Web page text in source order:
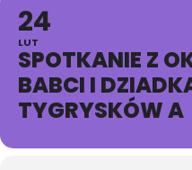
24
LUT
SPOTKANIE Z
BABCI I
TYGRYSKÓW A